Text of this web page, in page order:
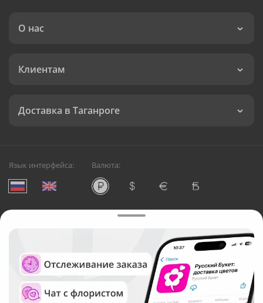
О нас
Клиентам
Доставка в Таганроге
Язык интерфейса: Валюта:
Служба круглосуточной доставки цветов в Таганроге
Русский Букет, 2026
Общество с ограниченной ответственностью «Технология»
ОГРН: 1195476081745, ИНН: 5410081997
Юридический адрес: г. Новосибирск, ул. Ипподромская,
д.42, оф. 3